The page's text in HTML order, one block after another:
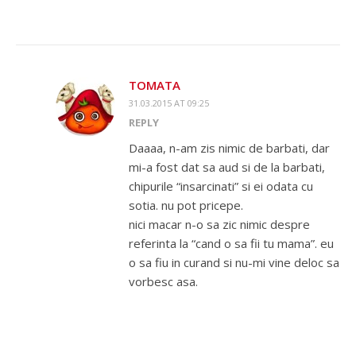
TOMATA
31.03.2015 AT 09:25
REPLY
Daaaa, n-am zis nimic de barbati, dar
mi-a fost dat sa aud si de la barbati,
chipurile “insarcinati” si ei odata cu
sotia. nu pot pricepe.
nici macar n-o sa zic nimic despre
referinta la “cand o sa fii tu mama”. eu
o sa fiu in curand si nu-mi vine deloc sa
vorbesc asa.